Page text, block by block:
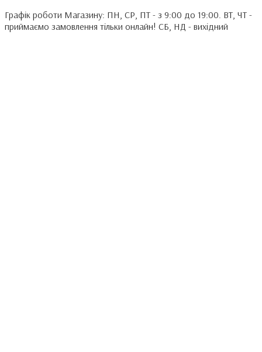
Графік роботи Магазину: ПН, СР, ПТ - з 9:00 до 19:00. ВТ, ЧТ -
приймаємо замовлення тільки онлайн! СБ, НД - вихідний